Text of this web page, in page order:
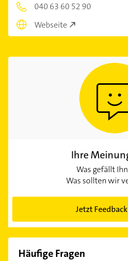
040 63 60 52 90
Webseite
Ihre
Was gefällt
Was sollten wir
Jetzt
Häufige Fragen